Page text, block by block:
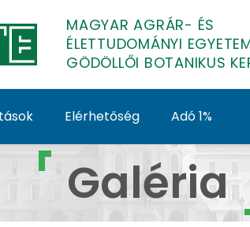
MAGYAR AGRÁR- ÉS
ÉLETTUDOMÁNYI
GÖDÖLLŐI BOTANIKUS
Elérhetőség Adó 1%
Botanikus
Galéria